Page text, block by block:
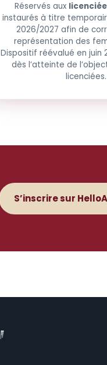
Réservés aux
instaurés à titre
2026/2027 afin de
représentation des
Dispositif réévalué en juin
dès l’atteinte de
licenciées.
S’inscrire sur